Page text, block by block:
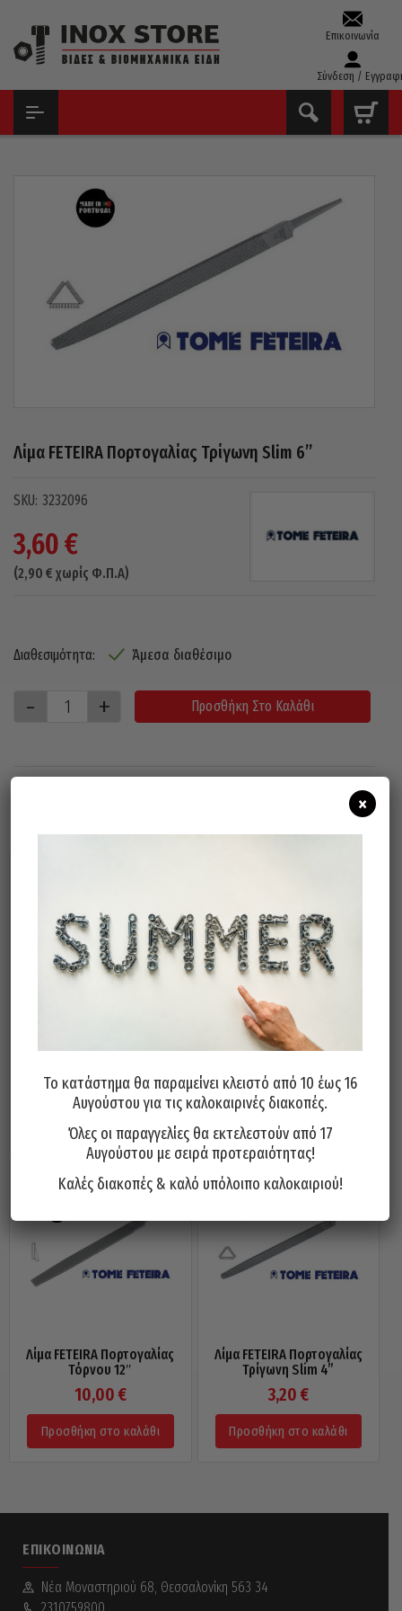
Επικοινωνία
Σύνδεση /
ΛΊΜΕΣ - ΡΆΣΠΕΣ
ΛΊΜΑ FETEIRA ΠΟΡΤΟΓΑΛΊΑΣ ΤΡΊΓΩΝΗ SLIM 6”
Λίμα FETEIRA Πορτογαλίας Τρίγωνη Slim 6”
3232096
3,60€
(2,90 € χωρίς Φ.Π.Α)
Διαθεσιμότητα: Άμεσα διαθέσιμο
Προσθήκη Στο Καλάθι
10,80€
Προσθήκη στο καλάθι
Λίμα FETEIRA Πορτογαλίας
7,90€
Προσθήκη στο καλάθι
Λίμα FETEIRA Πορτογαλίας
Τόρνου 12″
10,00 €
Προσθήκη στο καλάθι
Λίμα FETEIRA Πορτογαλίας
Τρίγωνη Slim 4”
3,20 €
Προσθήκη στο καλάθι
ΕΠΙΚΟΙΝΩΝΊΑ
Νέα Mοναστηριού 68, Θεσσαλονίκη 563 34
2310759800
Το κατάστημα θα παραμείνει κλειστό από 10 έως 16
Αυγούστου για τις καλοκαιρινές διακοπές.
Όλες οι παραγγελίες θα εκτελεστούν από 17
Αυγούστου με σειρά προτεραιότητας!
Καλές διακοπές & καλό υπόλοιπο καλοκαιριού!
×